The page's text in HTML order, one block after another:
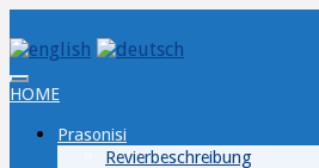
HOME
Prasonisi
Revierbeschreibung